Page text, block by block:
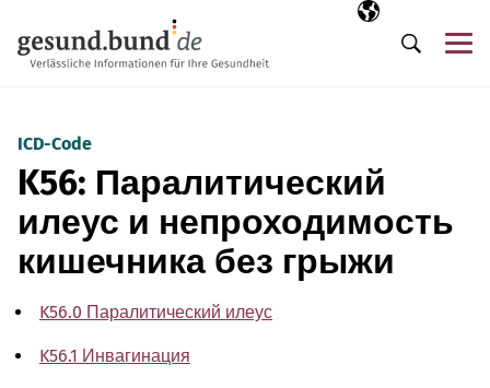
Выбранный
RU
Поиск
ICD-Code
K56: Паралитический
илеус и непроходимость
кишечника без грыжи
K56.0 Паралитический илеус
K56.1 Инвагинация